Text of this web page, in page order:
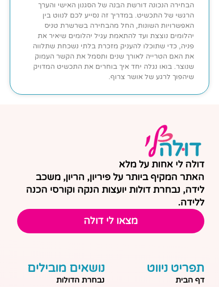
הבחירה הנכונה דורשת הבנה של הסגנון האישי והערך
הרגשי של התכשיט. במדריך זה נסייע לכם לנווט בין
האפשרויות השונות, החל מהבחירה בשרשרת טניס
יהלומים נוצצת ועד להתאמת עגיל יהלומים שיאיר את
פניה, כדי שתוכלו להעניק מזכרת בלתי נשכחת שתלווה
את האם הטרייה לאורך שנים ותסמל את הקשר העמוק
שנוצר. בואו נגלה יחד איך בוחרים את התכשיט המדויק
שיהפוך לרגע של אושר צרוף.
דולה לי אחות על מלא
האתר המקיף ביותר על פיריון, הריון, משכב
לידה, נבחרת דולות יועצות הנקה וקורסי הכנה
ללידה.
מצאו לי דולה
תפריט ניווט
דף הבית
נושאים מובילים
נבחרת הדולות